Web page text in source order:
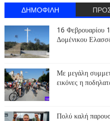
ΔΗΜΟΦΙΛΗ
16 Φεβρουαρίου
Δομένικου
Με μεγάλη
εικόνες η
Πολύ καλή